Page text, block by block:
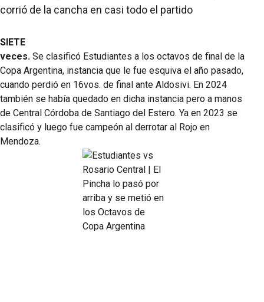
corrió de la cancha en casi todo el partido
SIETE
veces. Se clasificó Estudiantes a los octavos de final de la
Copa Argentina, instancia que le fue esquiva el año pasado,
cuando perdió en 16vos. de final ante Aldosivi. En 2024
también se había quedado en dicha instancia pero a manos
de Central Córdoba de Santiago del Estero. Ya en 2023 se
clasificó y luego fue campeón al derrotar al Rojo en
Mendoza.